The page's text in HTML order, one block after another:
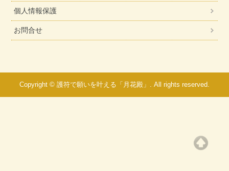
個人情報保護
お問合せ
Copyright © 護符で願いを叶える「月花殿」. All rights reserved.